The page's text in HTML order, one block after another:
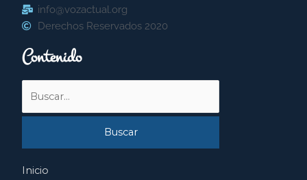
info@vozactual.org
Derechos Reservados 2020
Contenido
por:
Inicio